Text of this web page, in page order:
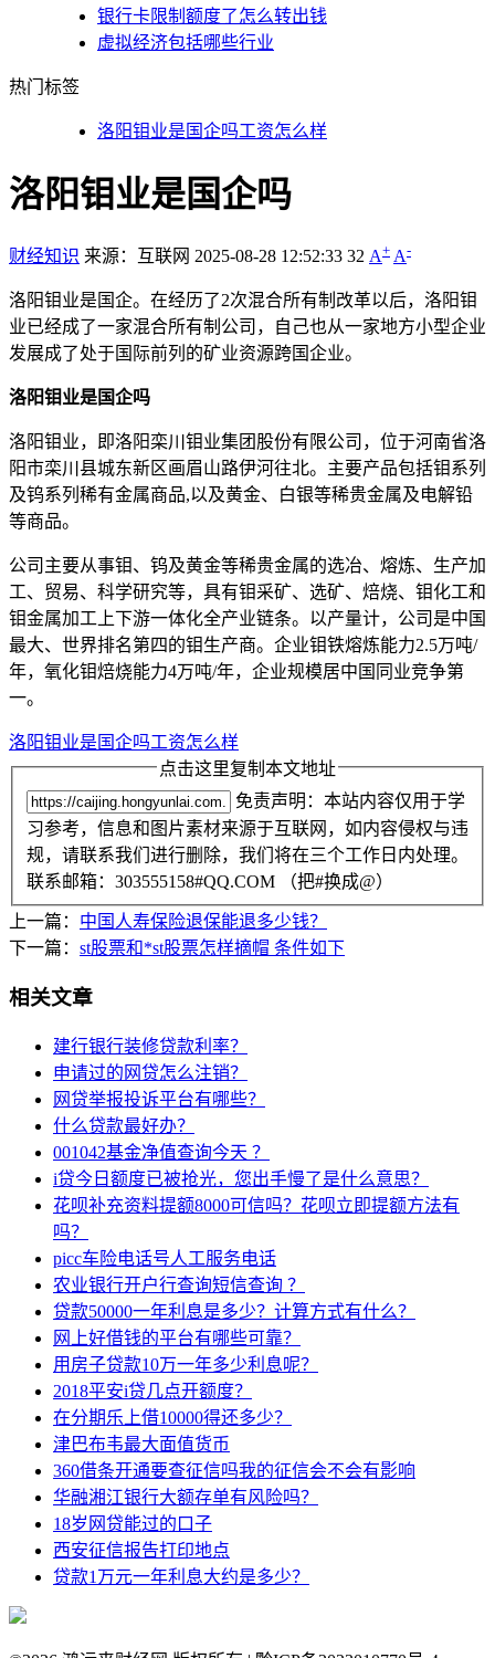
银行卡限制额度了怎么转出钱
虚拟经济包括哪些行业
热门标签
洛阳钼业是国企吗工资怎么样
洛阳钼业是国企吗
财经知识 来源：互联网 2025-08-28 12:52:33 32 A+ A-
洛阳钼业是国企。在经历了2次混合所有制改革以后，洛阳钼
业已经成了一家混合所有制公司，自己也从一家地方小型企业
发展成了处于国际前列的矿业资源跨国企业。
洛阳钼业是国企吗
洛阳钼业，即洛阳栾川钼业集团股份有限公司，位于河南省洛
阳市栾川县城东新区画眉山路伊河往北。主要产品包括钼系列
及钨系列稀有金属商品,以及黄金、白银等稀贵金属及电解铅
等商品。
公司主要从事钼、钨及黄金等稀贵金属的选冶、熔炼、生产加
工、贸易、科学研究等，具有钼采矿、选矿、焙烧、钼化工和
钼金属加工上下游一体化全产业链条。以产量计，公司是中国
最大、世界排名第四的钼生产商。企业钼铁熔炼能力2.5万吨/
年，氧化钼焙烧能力4万吨/年，企业规模居中国同业竞争第
一。
洛阳钼业是国企吗工资怎么样
点击这里复制本文地址
免责声明：本站内容仅用于学
习参考，信息和图片素材来源于互联网，如内容侵权与违
规，请联系我们进行删除，我们将在三个工作日内处理。
联系邮箱：303555158#QQ.COM （把#换成@）
上一篇： 中国人寿保险退保能退多少钱？
下一篇： st股票和*st股票怎样摘帽 条件如下
相关文章
建行银行装修贷款利率？
申请过的网贷怎么注销？
网贷举报投诉平台有哪些？
什么贷款最好办？
001042基金净值查询今天 ？
i贷今日额度已被抢光，您出手慢了是什么意思？
花呗补充资料提额8000可信吗？花呗立即提额方法有
吗？
picc车险电话号人工服务电话
农业银行开户行查询短信查询 ？
贷款50000一年利息是多少？计算方式有什么？
网上好借钱的平台有哪些可靠？
用房子贷款10万一年多少利息呢？
2018平安i贷几点开额度？
在分期乐上借10000得还多少？
津巴布韦最大面值货币
360借条开通要查征信吗我的征信会不会有影响
华融湘江银行大额存单有风险吗？
18岁网贷能过的口子
西安征信报告打印地点
贷款1万元一年利息大约是多少？